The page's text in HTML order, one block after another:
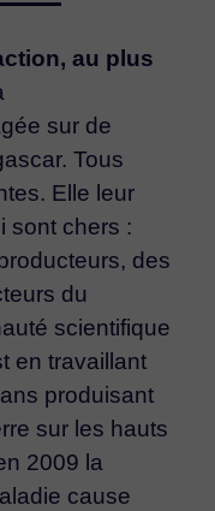
au plus
sur de
Tous
Elle leur
sont chers :
des
du
scientifique
en travaillant
produisant
sur les hauts
2009 la
cause